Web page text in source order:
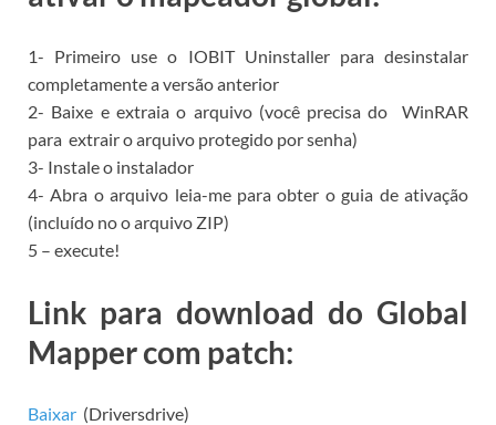
1- Primeiro use o IOBIT Uninstaller paradesinstalar
completamente a versão anterior
2- Baixe e extraia o arquivo (você precisa do WinRAR
para extrair o arquivo protegido por senha)
3- Instale o instalador
4- Abra o arquivo leia-me para obter o guia de ativação
(incluído no o arquivo ZIP)
5 – execute!
Link para download do Global
Mapper com patch:
Baixar (Driversdrive)